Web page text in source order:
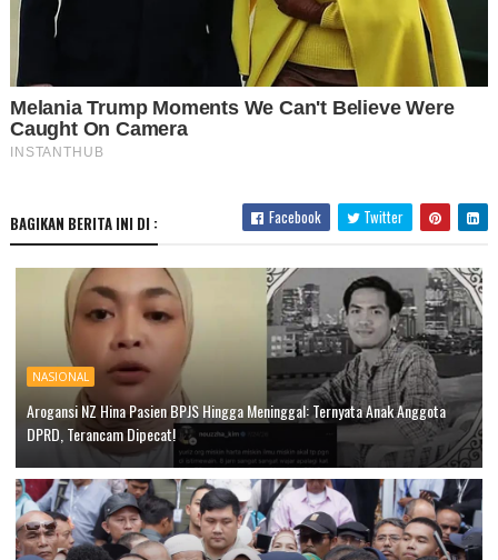
BAGIKAN BERITA INI DI : Facebook Twitter
NASIONAL
Arogansi NZ Hina Pasien BPJS Hingga Meninggal: Ternyata Anak Anggota
DPRD, Terancam Dipecat!